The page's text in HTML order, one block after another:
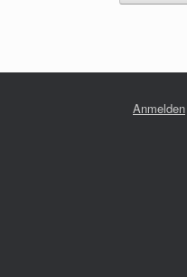
Anmelden